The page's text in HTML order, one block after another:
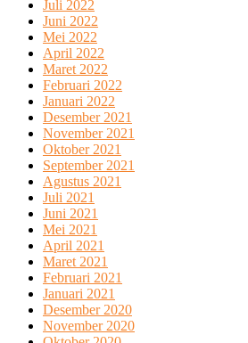
Juli 2022
Juni 2022
Mei 2022
April 2022
Maret 2022
Februari 2022
Januari 2022
Desember 2021
November 2021
Oktober 2021
September 2021
Agustus 2021
Juli 2021
Juni 2021
Mei 2021
April 2021
Maret 2021
Februari 2021
Januari 2021
Desember 2020
November 2020